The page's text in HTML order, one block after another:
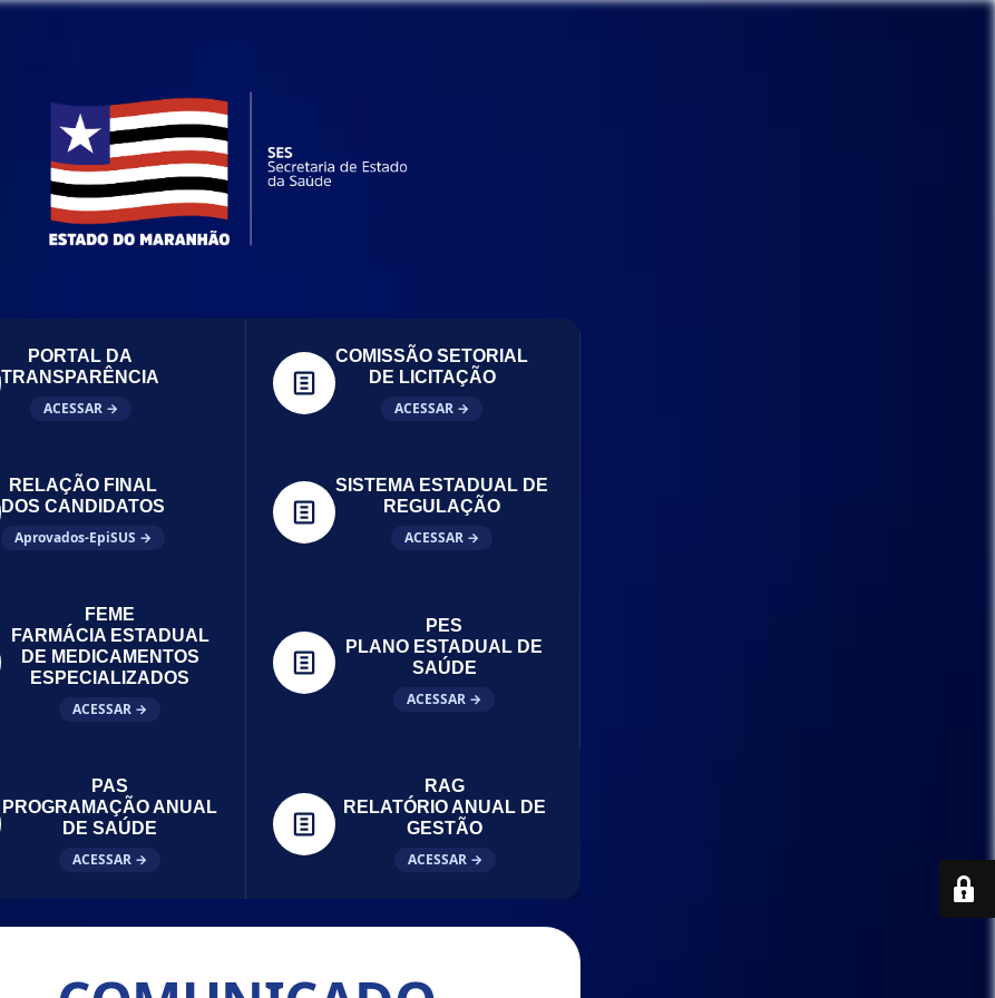
PORTAL DA
TRANSPARÊNCIA
ACESSAR →
COMISSÃO SETORIAL
DE LICITAÇÃO
ACESSAR →
RELAÇÃO FINAL
DOS CANDIDATOS
Aprovados-EpiSUS →
SISTEMA ESTADUAL DE
REGULAÇÃO
ACESSAR →
FEME
FARMÁCIA ESTADUAL
DE MEDICAMENTOS
ESPECIALIZADOS
ACESSAR →
PES
PLANO ESTADUAL DE
SAÚDE
ACESSAR →
PAS
PROGRAMAÇÃO ANUAL
DE SAÚDE
ACESSAR →
RAG
RELATÓRIO ANUAL DE
GESTÃO
ACESSAR →